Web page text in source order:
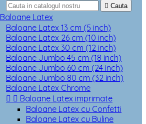
 Cauta
Baloane Latex
Baloane Latex 13 cm (5 inch)
Baloane Latex 26 cm (10 inch)
Baloane Latex 30 cm (12 inch)
Baloane Jumbo 45 cm (18 inch)
Baloane Jumbo 60 cm (24 inch)
Baloane Jumbo 80 cm (32 inch)
Baloane Latex Chrome
  Baloane Latex imprimate
Baloane Latex cu Confetti
Baloane Latex cu Buline